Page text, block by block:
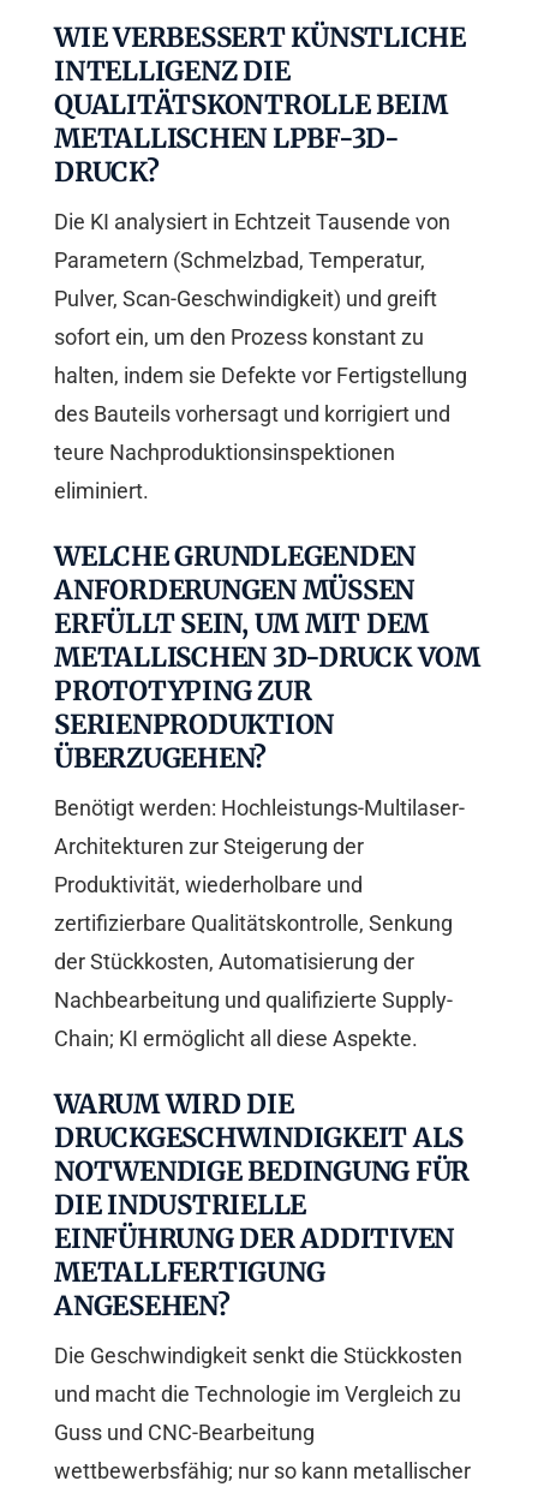
WIE VERBESSERT KÜNSTLICHE
INTELLIGENZ DIE
QUALITÄTSKONTROLLE BEIM
METALLISCHEN LPBF-3D-
DRUCK?
Die KI analysiert in Echtzeit Tausende von
Parametern (Schmelzbad, Temperatur,
Pulver, Scan-Geschwindigkeit) und greift
sofort ein, um den Prozess konstant zu
halten, indem sie Defekte vor Fertigstellung
des Bauteils vorhersagt und korrigiert und
teure Nachproduktionsinspektionen
eliminiert.
WELCHE GRUNDLEGENDEN
ANFORDERUNGEN MÜSSEN
ERFÜLLT SEIN, UM MIT DEM
METALLISCHEN 3D-DRUCK VOM
PROTOTYPING ZUR
SERIENPRODUKTION
ÜBERZUGEHEN?
Benötigt werden: Hochleistungs-Multilaser-
Architekturen zur Steigerung der
Produktivität, wiederholbare und
zertifizierbare Qualitätskontrolle, Senkung
der Stückkosten, Automatisierung der
Nachbearbeitung und qualifizierte Supply-
Chain; KI ermöglicht all diese Aspekte.
WARUM WIRD DIE
DRUCKGESCHWINDIGKEIT ALS
NOTWENDIGE BEDINGUNG FÜR
DIE INDUSTRIELLE
EINFÜHRUNG DER ADDITIVEN
METALLFERTIGUNG
ANGESEHEN?
Die Geschwindigkeit senkt die Stückkosten
und macht die Technologie im Vergleich zu
Guss und CNC-Bearbeitung
wettbewerbsfähig; nur so kann metallischer